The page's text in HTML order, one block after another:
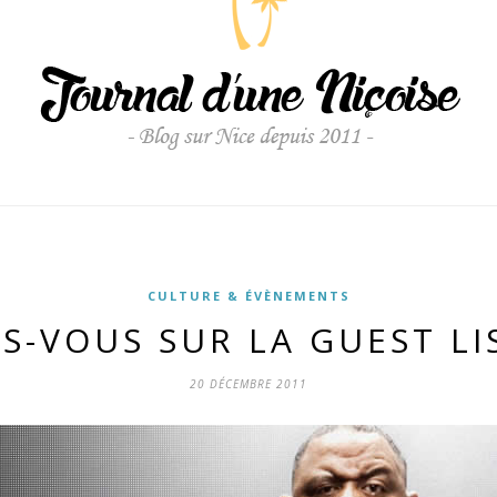
CULTURE & ÉVÈNEMENTS
VOUS SUR LA GUEST
20 DÉCEMBRE 2011